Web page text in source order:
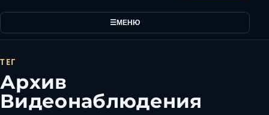
Геленджик
МЕНЮ
ТЕГ
Архив
Видеонаблюдения